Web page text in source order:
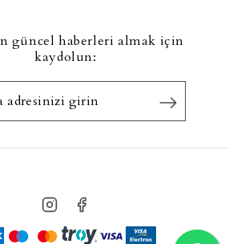
güncel haberleri almak için
kaydolun: